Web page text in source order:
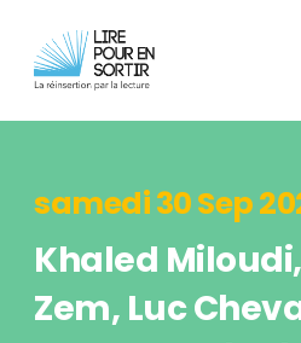
samedi 30 Sep
Khaled
Zem, Luc